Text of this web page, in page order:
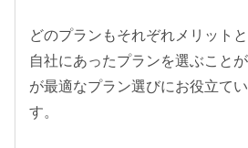
どのプランもそれぞれメリット
自社にあったプランを選ぶこと
が最適なプラン選びにお役立て
す。